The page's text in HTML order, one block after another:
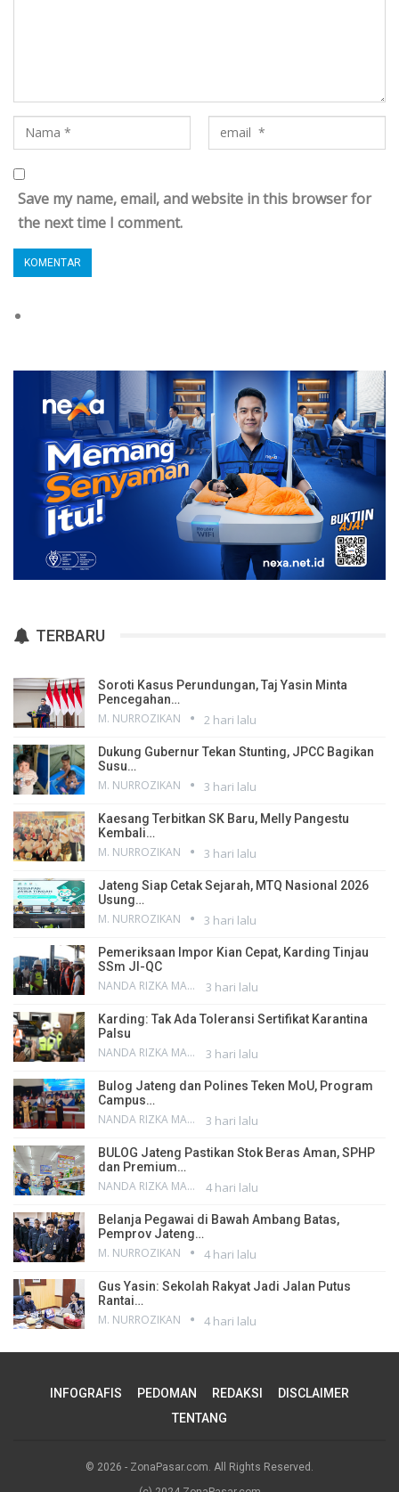
Save my name, email, and website in this browser for
the next time I comment.
TERBARU
Soroti Kasus Perundungan, Taj Yasin Minta
Pencegahan…
M. NURROZIKAN 2 hari lalu
Dukung Gubernur Tekan Stunting, JPCC Bagikan
Susu…
M. NURROZIKAN 3 hari lalu
Kaesang Terbitkan SK Baru, Melly Pangestu
Kembali…
M. NURROZIKAN 3 hari lalu
Jateng Siap Cetak Sejarah, MTQ Nasional 2026
Usung…
M. NURROZIKAN 3 hari lalu
Pemeriksaan Impor Kian Cepat, Karding Tinjau
SSm JI-QC
NANDA RIZKA MAHENDRA 3 hari lalu
Karding: Tak Ada Toleransi Sertifikat Karantina
Palsu
NANDA RIZKA MAHENDRA 3 hari lalu
Bulog Jateng dan Polines Teken MoU, Program
Campus…
NANDA RIZKA MAHENDRA 3 hari lalu
BULOG Jateng Pastikan Stok Beras Aman, SPHP
dan Premium…
NANDA RIZKA MAHENDRA 4 hari lalu
Belanja Pegawai di Bawah Ambang Batas,
Pemprov Jateng…
M. NURROZIKAN 4 hari lalu
Gus Yasin: Sekolah Rakyat Jadi Jalan Putus
Rantai…
M. NURROZIKAN 4 hari lalu
INFOGRAFIS PEDOMAN REDAKSI
DISCLAIMER
TENTANG
© 2026 - ZonaPasar.com. All Rights Reserved.